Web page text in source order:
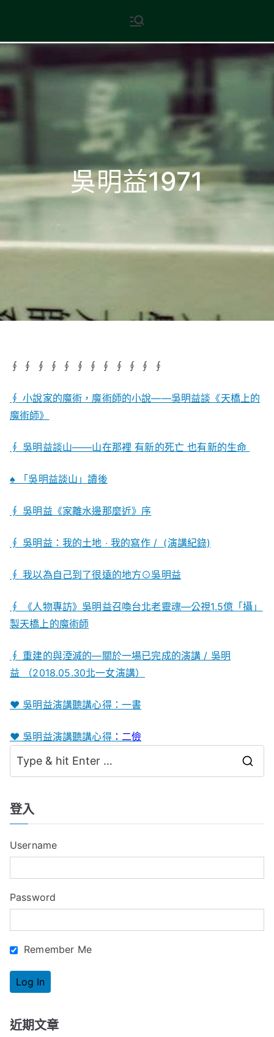
content
現代文學
地球小如鴿卵，/ 我輕輕地將它
吳明益1971
∮ ∮ ∮ ∮ ∮ ∮ ∮ ∮ ∮ ∮ ∮ ∮
∮ 小說家的魔術，魔術師的小說——吳明益談《天橋上的
魔術師》
∮ 吳明益談山——山在那裡 有新的死亡 也有新的生命
♠ 「吳明益談山」讀後
∮ 吳明益《家離水邊那麼近》序
∮ 吳明益：我的土地 ‧ 我的寫作 / (演講紀錄)
∮ 我以為自己到了很遠的地方⊙吳明益
∮ 《人物專訪》吳明益召喚台北老靈魂—公視1.5億「攝」
製天橋上的魔術師
∮ 重建的與湮滅的—關於一場已完成的演講 / 吳明
益 （2018.05.30北一女演講）
♥ 吳明益演講聽講心得：一書
♥ 吳明益演講聽講心得：二儉
h
r
登入
Username
Password
Remember Me
近期文章